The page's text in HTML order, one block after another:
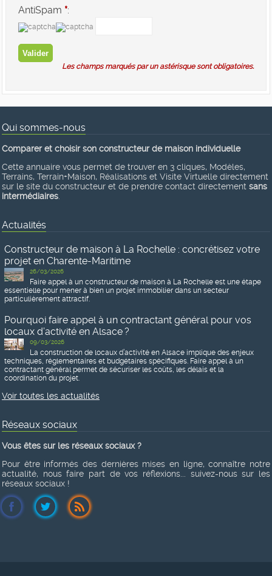
AntiSpam *:
Les champs marqués par un astérisque sont obligatoires.
Qui sommes-nous
Comparer et choisir son constructeur de maison individuelle
Cette annuaire vous permet de trouver en 3 cliques, Modèles,
Terrains, Terrain+Maison, Réalisations et Visite Virtuelle directement
sur le site du constructeur et de prendre contact directement sans
intermédiaires
Actualités
Constructeur de maison à La Rochelle : concrétisez votre
projet en Charente-Maritime
26/03/2026
Faire appel à un constructeur de maison à La Rochelle est une étape
essentielle pour mener à bien un projet immobilier dans un secteur
particulièrement attractif.
Pourquoi faire appel à un contractant général pour vos
locaux d’activité en Alsace ?
09/03/2026
La construction de locaux d’activité en Alsace implique des enjeux
techniques, réglementaires et budgétaires spécifiques. Faire appel à un
contractant général permet de sécuriser les coûts, les délais et la
coordination du projet.
Voir toutes les actualités
Réseaux sociaux
Vous êtes sur les réseaux sociaux ?
Pour être informés des dernières mises en ligne, connaître notre
actualité, nous faire part de vos réflexions... suivez-nous sur les
réseaux sociaux !